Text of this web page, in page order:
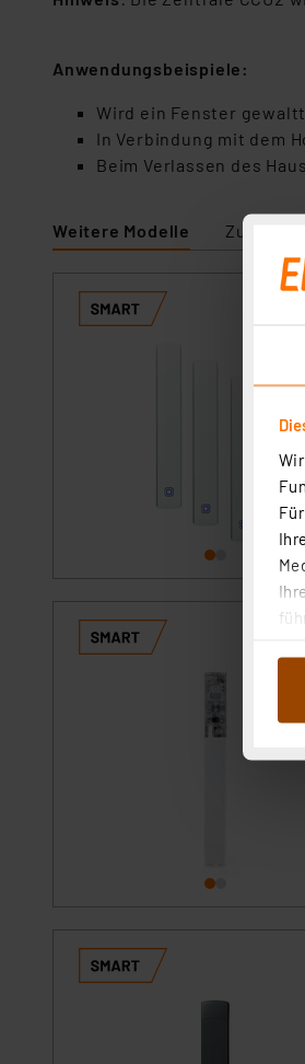
Anwendungsbeispiele:
Wird ein Fenster
In Verbindung mit dem
Beim Verlassen des
Weitere Modelle Zubehör